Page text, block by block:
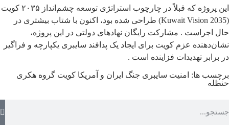
این پروژه که قبلاً در چارچوب استراتژی توسعه چشم‌انداز ۲۰۳۵ کویت
(Kuwait Vision 2035) طراحی شده بود، اکنون با شتاب بیشتری در
حال اجراست . مشارکت رایگان نهادهای دولتی در این پروژه،
نشان‌دهنده عزم کویت برای ایجاد یک پدافند سایبری یکپارچه و فراگیر
در برابر تهدیدات فزاینده است .
برچسب ها: امنیت سایبری جنگ ایران و آمریکا کویت گروه هکری
حنظله